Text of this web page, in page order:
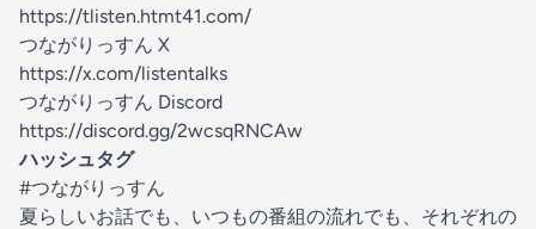
https://tlisten.htmt41.com/
つながりっすん X
https://x.com/listentalks
つながりっすん Discord
https://discord.gg/2wcsqRNCAw
ハッシュタグ
#つながりっすん
夏らしいお話でも、いつもの番組の流れでも、それぞれの